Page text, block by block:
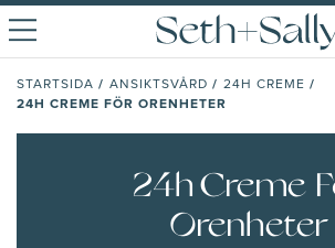
STARTSIDA / ANSIKTSVÅRD / 24H CREME /
24H CREME FÖR ORENHETER
24h Creme
Orenheter